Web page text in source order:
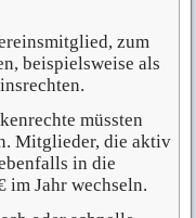
zum
beispielsweise als
müssten
Mitglieder, die aktiv
in die
Jahr wechseln.